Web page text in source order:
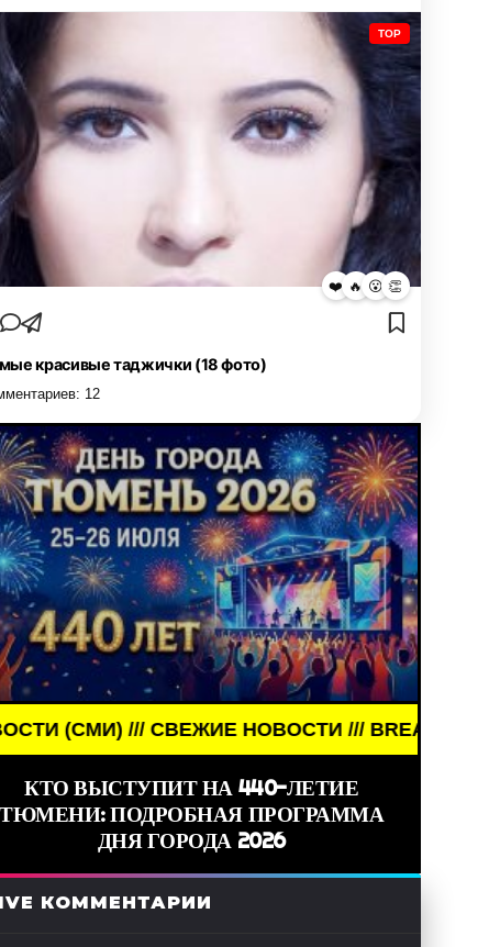
TOP
❤️ 🔥 😮 👏
красивые таджички (18 фото)
12
СВЕЖИЕ НОВОСТИ /// BREAKING NEWS ///
КТО ВЫСТУПИТ НА 440-ЛЕТИЕ
ТЮМЕНИ: ПОДРОБНАЯ ПРОГРАММА
ДНЯ ГОРОДА 2026
КОММЕНТАРИИ